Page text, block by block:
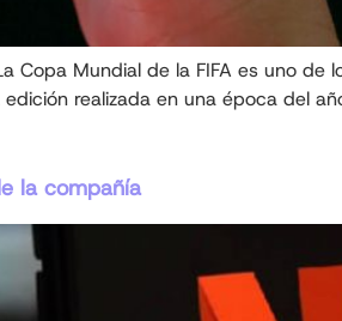
Mundial de la FIFA es uno
realizada en una época del
la compañía